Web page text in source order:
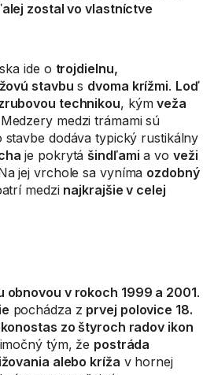
zostal vo vlastníctve
ide o trojdielnu,
stavbu s dvoma krížmi. Loď
technikou, kýmveža
medzi trámami sú
stavbe dodáva typický rustikálny
je pokrytá šindľami a vo veži
jej vrchole sa vyníma ozdobný
medzi najkrajšie v celej
obnovou v rokoch 1999 a 2001.
pochádza z prvej polovice 18.
zo štyroch radov ikon
tým, že postráda
alebo kríža v hornej